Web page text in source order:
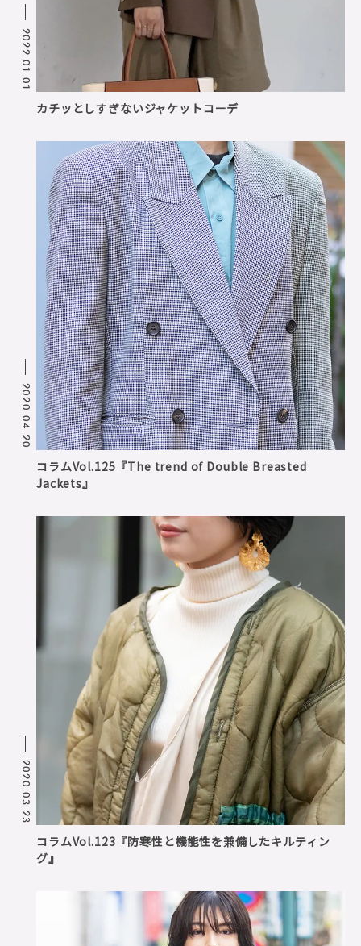
2022.01.01
カチッとしすぎないジャケットコーデ
2020.04.20
コラムVol.125『The trend of Double Breasted
Jackets』
2020.03.23
コラムVol.123『防寒性と機能性を兼備したキルティン
グ』